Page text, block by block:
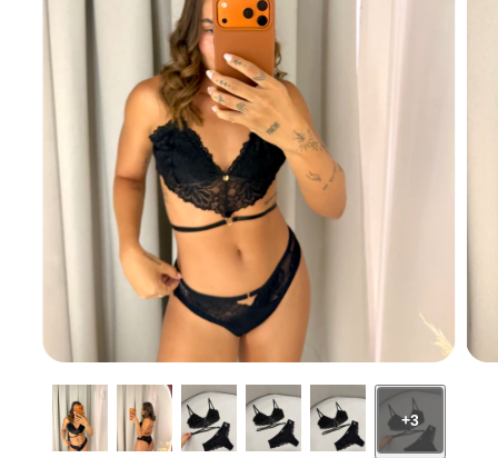
+3